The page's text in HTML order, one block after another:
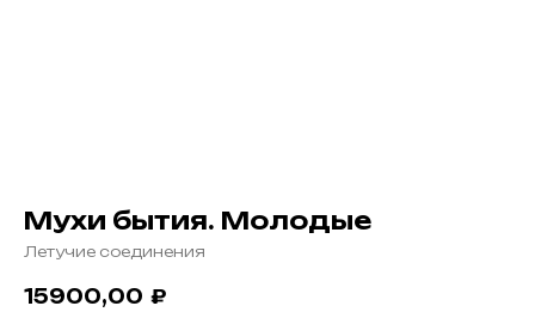
Мухи бытия. Молодые
Летучие соединения
15900,00 ₽